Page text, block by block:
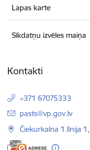
Lapas karte
Sīkdatņu izvēles maiņa
Kontakti
+371 67075333
E-pasts:
pasts@vp.gov.lv
Čiekurkalna 1.līnija